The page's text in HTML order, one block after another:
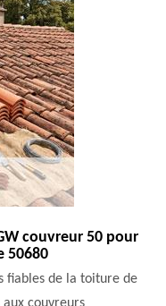
couvreur 50 pour
50680
fiables de la toiture de